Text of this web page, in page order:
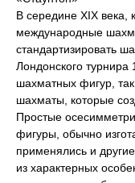
В середине XIX века,
международные
стандартизировать
Лондонского
шахматных фигур,
шахматы, которые
Простые
фигуры, обычно
применялись и
из характерных